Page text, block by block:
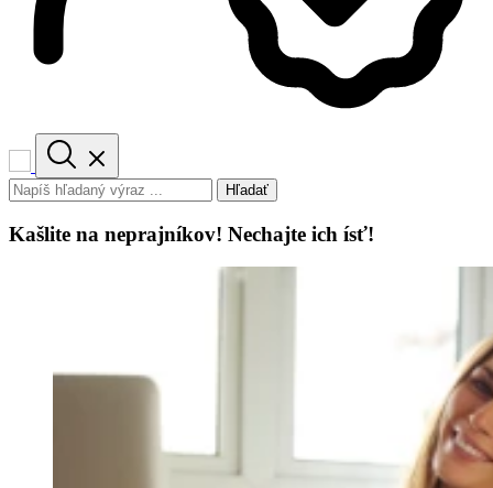
Hľadať
Kašlite na neprajníkov! Nechajte ich ísť!